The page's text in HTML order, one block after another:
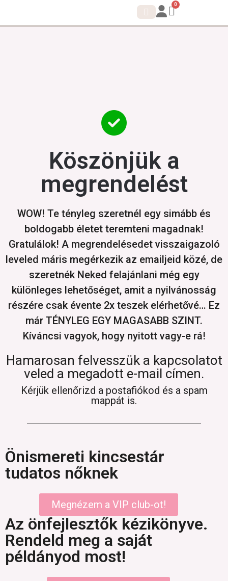
0
Köszönjük a
megrendelést
WOW! Te tényleg szeretnél egy simább és
boldogabb életet teremteni magadnak!
Gratulálok! A megrendelésedet visszaigazoló
leveled máris megérkezik az emailjeid közé, de
szeretnék Neked felajánlani még egy
különleges lehetőséget, amit a nyilvánosság
részére csak évente 2x teszek elérhetővé… Ez
már TÉNYLEG EGY MAGASABB SZINT.
Kíváncsi vagyok, hogy nyitott vagy-e rá!
Hamarosan felvesszük a kapcsolatot
veled a megadott e-mail címen.
Kérjük ellenőrizd a postafiókod és a spam
mappát is.
Önismereti kincsestár
tudatos nőknek
Megnézem a VIP club-ot!
Az önfejlesztők kézikönyve.
Rendeld meg a saját
példányod most!